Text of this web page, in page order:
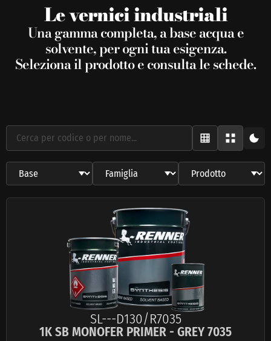
Le vernici industriali
Una gamma completa, a base acqua e
solvente, per ogni tua esigenza.
Seleziona il prodotto e consulta le schede.
SL---D130/R7035
1K SB MONOFER PRIMER - GREY 7035